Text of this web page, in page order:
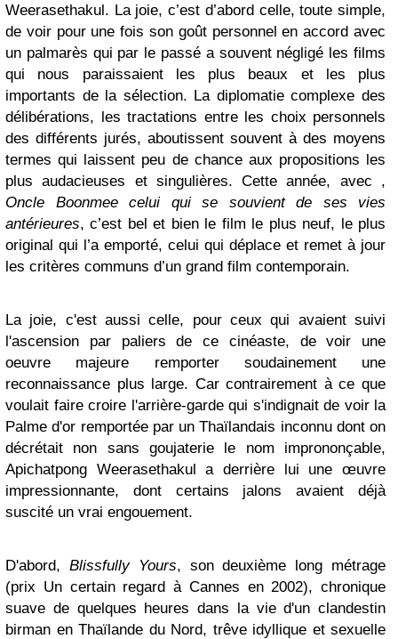
Weerasethakul. La joie, c’est d’abord celle, toute simple,
de voir pour une fois son goût personnel en accord avec
un palmarès qui par le passé a souvent négligé les films
qui nous paraissaient les plus beaux et les plus
importants de la sélection. La diplomatie complexe des
délibérations, les tractations entre les choix personnels
des différents jurés, aboutissent souvent à des moyens
termes qui laissent peu de chance aux propositions les
plus audacieuses et singulières. Cette année, avec ,
Oncle Boonmee celui qui se souvient de ses vies
antérieures, c’est bel et bien le film le plus neuf, le plus
original qui l’a emporté, celui qui déplace et remet à jour
les critères communs d’un grand film contemporain.
La joie, c'est aussi celle, pour ceux qui avaient suivi
l'ascension par paliers de ce cinéaste, de voir une
oeuvre majeure remporter soudainement une
reconnaissance plus large. Car contrairement à ce que
voulait faire croire l'arrière-garde qui s'indignait de voir la
Palme d'or remportée par un Thaïlandais inconnu dont on
décrétait non sans goujaterie le nom imprononçable,
Apichatpong Weerasethakul a derrière lui une œuvre
impressionnante, dont certains jalons avaient déjà
suscité un vrai engouement.
D'abord, Blissfully Yours, son deuxième long métrage
(prix Un certain regard à Cannes en 2002), chronique
suave de quelques heures dans la vie d'un clandestin
birman en Thaïlande du Nord, trêve idyllique et sexuelle